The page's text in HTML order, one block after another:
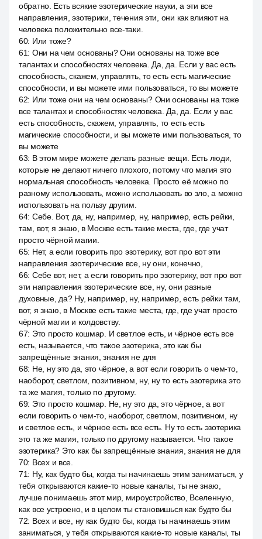
обратно. Есть всякие эзотерические науки, а эти все
направления, эзотерики, течения эти, они как влияют на
человека положительно все-таки.
60: Или тоже?
61: Они на чем основаны? Они основаны на тоже все
талантах и способностях человека. Да, да. Если у вас есть
способность, скажем, управлять, то есть есть магические
способности, и вы можете ими пользоваться, то вы можете
62: Или тоже они на чем основаны? Они основаны на тоже
все талантах и способностях человека. Да, да. Если у вас
есть способность, скажем, управлять, то есть есть
магические способности, и вы можете ими пользоваться, то
вы можете
63: В этом мире можете делать разные вещи. Есть люди,
которые не делают ничего плохого, потому что магия это
нормальная способность человека. Просто её можно по
разному использовать, можно использовать во зло, а можно
использовать на пользу другим.
64: Себе. Вот, да, ну, например, ну, например, есть рейки,
там, вот, я знаю, в Москве есть такие места, где, где учат
просто чёрной магии.
65: Нет, а если говорить про эзотерику, вот про вот эти
направления эзотерические все, ну они, конечно,
66: Себе вот, нет, а если говорить про эзотерику, вот про вот
эти направления эзотерические все, ну, они разные
духовные, да? Ну, например, ну, например, есть рейки там,
вот, я знаю, в Москве есть такие места, где, где учат просто
чёрной магии и колдовству.
67: Это просто кошмар. И светлое есть, и чёрное есть все
есть, называется, что такое эзотерика, это как бы
запрещённые знания, знания не для
68: Не, ну это да, это чёрное, а вот если говорить о чем-то,
наоборот, светлом, позитивном, ну, ну то есть эзотерика это
та же магия, только по другому.
69: Это просто кошмар. Не, ну это да, это чёрное, а вот
если говорить о чем-то, наоборот, светлом, позитивном, ну
и светлое есть, и чёрное есть все есть. Ну то есть эзотерика
это та же магия, только по другому называется. Что такое
эзотерика? Это как бы запрещённые знания, знания не для
70: Всех и все.
71: Ну, как будто бы, когда ты начинаешь этим заниматься, у
тебя открываются какие-то новые каналы, ты не знаю,
лучше понимаешь этот мир, мироустройство, Вселенную,
как все устроено, и в целом ты становишься как будто бы
72: Всех и все, ну как будто бы, когда ты начинаешь этим
заниматься, у тебя открываются какие-то новые каналы, ты